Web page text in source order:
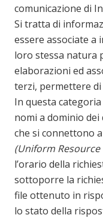
comunicazione di
Si tratta di
essere associate a
loro stessa natura
elaborazioni ed
terzi, permettere
In questa
nomi a dominio
che si connettono
(Uniform
l’orario della
sottoporre la
file ottenuto in
lo stato della